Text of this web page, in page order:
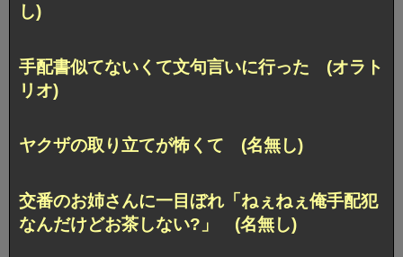
し)
手配書似てないくて文句言いに行った (オラト
リオ)
ヤクザの取り立てが怖くて (名無し)
交番のお姉さんに一目ぼれ「ねぇねぇ俺手配犯
なんだけどお茶しない?」 (名無し)